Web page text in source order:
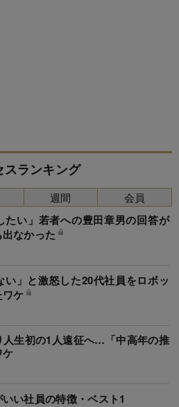
スランキング
たい」若者への豊田章男の回答が
なかった
」と激怒した20代社員をロボッ
ワケ
生初の1人遠征へ…「中高年の推
ケ
い社員の特徴・ベスト1
週間 会員